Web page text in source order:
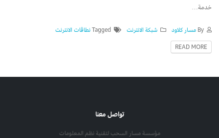
خدمة…
مسار كلاود شبكة الانترنت Taggedنطاقات الانترنت
READ MORE
تواصل معنا
مؤسسة مسار السحب لتقنية نظم المعلومات